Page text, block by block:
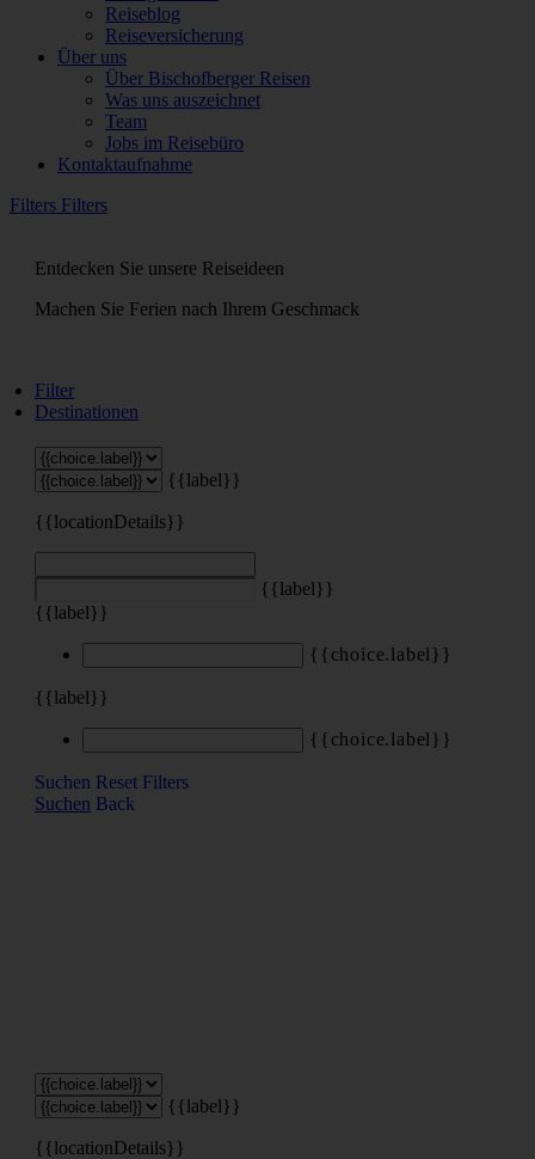
Reiseblog
Reiseversicherung
Über uns
Über Bischofberger Reisen
Was uns auszeichnet
Team
Jobs im Reisebüro
Kontaktaufnahme
Filters Filters
Entdecken Sie unsere Reiseideen
Machen Sie Ferien nach Ihrem Geschmack
Filter
Destinationen
{{label}}
{{locationDetails}}
{{label}}
{{label}}
{{choice.label}}
{{label}}
{{choice.label}}
Suchen Reset Filters
Suchen Back
{{label}}
{{locationDetails}}